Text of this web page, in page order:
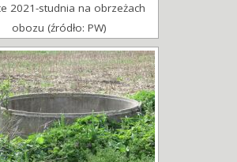
2021-studnia na obrzeżach
obozu (źródło: PW)